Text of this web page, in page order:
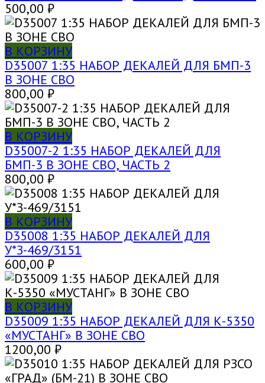
500,00 ₽
В КОРЗИНУ
D35007 1:35 НАБОР ДЕКАЛЕЙ ДЛЯ БМП-3
В ЗОНЕ СВО
800,00 ₽
В КОРЗИНУ
D35007-2 1:35 НАБОР ДЕКАЛЕЙ ДЛЯ
БМП-3 В ЗОНЕ СВО, ЧАСТЬ 2
800,00 ₽
В КОРЗИНУ
D35008 1:35 НАБОР ДЕКАЛЕЙ ДЛЯ
У*З-469/3151
600,00 ₽
В КОРЗИНУ
D35009 1:35 НАБОР ДЕКАЛЕЙ ДЛЯ К-5350
«МУСТАНГ» В ЗОНЕ СВО
1200,00 ₽